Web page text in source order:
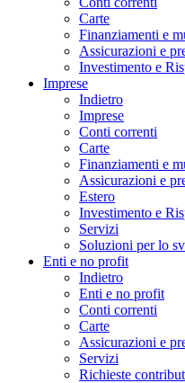
Carte
Finanziamenti e
Assicurazioni e
Investimento e
Imprese
Indietro
Imprese
Conti correnti
Carte
Finanziamenti e
Assicurazioni e
Estero
Investimento e
Servizi
Soluzioni per lo
Enti e no profit
Indietro
Enti e no profit
Conti correnti
Carte
Assicurazioni e
Servizi
Richieste